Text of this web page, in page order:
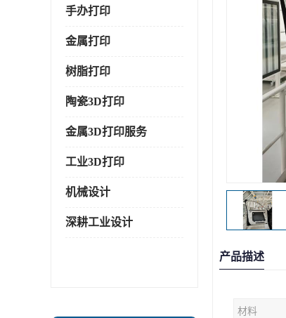
手办打印
金属打印
树脂打印
陶瓷3D打印
金属3D打印服务
工业3D打印
机械设计
深耕工业设计
产品描述
材料